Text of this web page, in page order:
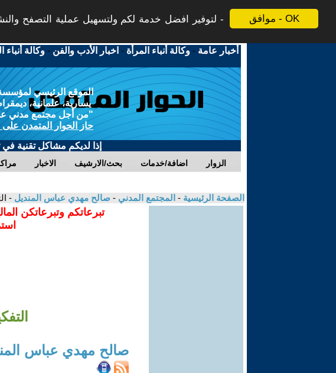
موافق - OK
لتوفير افضل خدمة لكم ولتسهيل عملية التصفح
أخبار عامة -وكالة أنباء المرأة - اخبار الأدب والفن -وكالة أنباء
الموقع الرئيسي
يسارية، علمانية،
"من أجل مجتمع مدني
حاز الحوار المتمدن على
إذا لديكم مشاكل تقنية في
الاخبار بحث/الارشيف اضافة/خدمات الزوار
الصفحة الرئيسية - المجتمع المدني - صالح مهدي عباس المنديل -
تبرعاتكم وتبرعاتكن
صالح مهدي عباس